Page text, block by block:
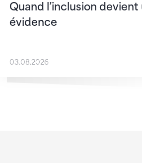
Quand l’inclusion devient
évidence
03.08.2026